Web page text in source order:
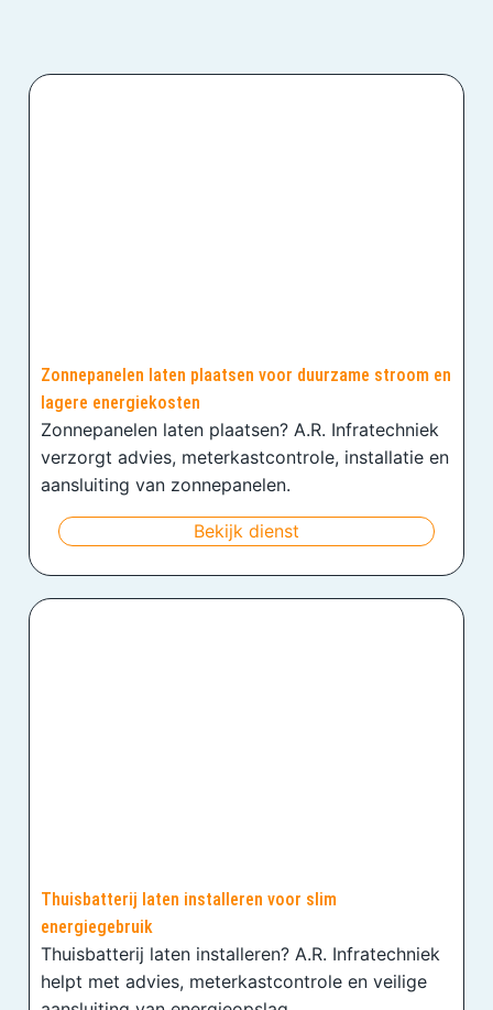
Zonnepanelen laten plaatsen voor duurzame stroom en
lagere energiekosten
Zonnepanelen laten plaatsen? A.R. Infratechniek
verzorgt advies, meterkastcontrole, installatie en
aansluiting van zonnepanelen.
Bekijk dienst
Thuisbatterij laten installeren voor slim
energiegebruik
Thuisbatterij laten installeren? A.R. Infratechniek
helpt met advies, meterkastcontrole en veilige